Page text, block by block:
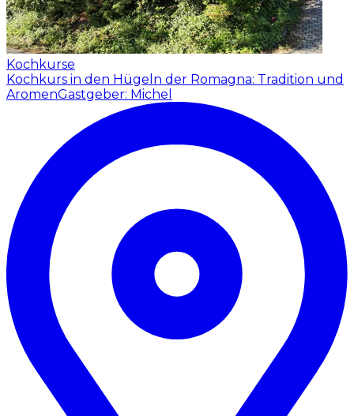
Kochkurse
Kochkurs in den Hügeln der Romagna: Tradition und
AromenGastgeber: Michel